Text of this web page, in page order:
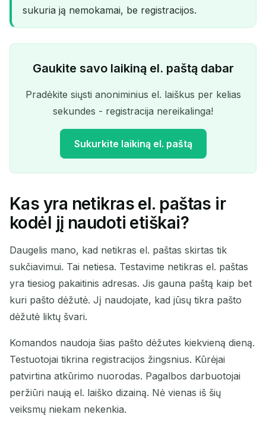
sukuria ją nemokamai, be registracijos.
Gaukite savo laikiną el. paštą dabar
Pradėkite siųsti anoniminius el. laiškus per kelias
sekundes - registracija nereikalinga!
Sukurkite laikiną el. paštą
Jūsų laikinas el. pašto
adresas:
Kopijuoti QR
Ištrinti pasirinktus Keisti el. paštą
Atnaujinti
Kitas atnaujinimas per
Kas yra netikras el. paštas ir
kodėl jį naudoti etiškai?
Daugelis mano, kad netikras el. paštas skirtas tik
sukčiavimui. Tai netiesa. Testavime netikras el. paštas
yra tiesiog pakaitinis adresas. Jis gauna paštą kaip bet
kuri pašto dėžutė. Jį naudojate, kad jūsų tikra pašto
dėžutė liktų švari.
Komandos naudoja šias pašto dėžutes kiekvieną dieną.
Testuotojai tikrina registracijos žingsnius. Kūrėjai
patvirtina atkūrimo nuorodas. Pagalbos darbuotojai
peržiūri naują el. laiško dizainą. Nė vienas iš šių
veiksmų niekam nekenkia.